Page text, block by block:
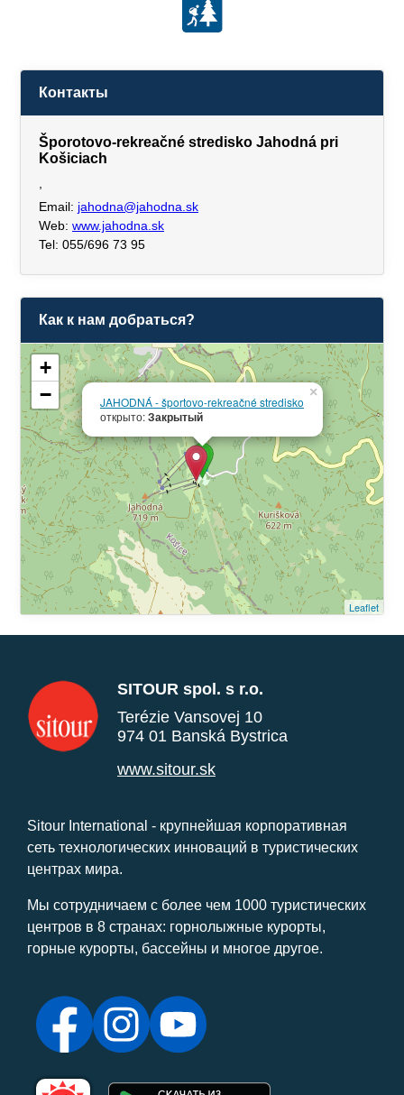
Контакты
Šporotovo-rekreačné stredisko Jahodná pri
Košiciach
Email: jahodna@jahodna.sk
Web: www.jahodna.sk
Tel: 055/696 73 95
Как к нам добраться?
JAHODNÁ - športovo-rekreačné stredisko
открыто:Закрытый
×
+
−
Leaflet
SITOUR spol. s r.o.
Terézie Vansovej 10
974 01 Banská Bystrica
www.sitour.sk
Sitour International - крупнейшая корпоративная
сеть технологических инноваций в туристических
центрах мира.
Мы сотрудничаем с более чем 1000 туристических
центров в 8 странах: горнолыжные курорты,
горные курорты, бассейны и многое другое.